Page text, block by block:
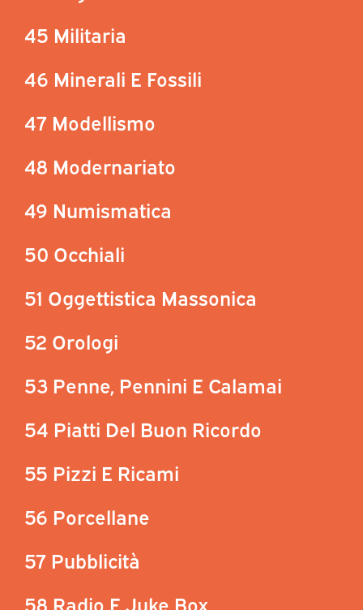
45 Militaria
46 Minerali E Fossili
47 Modellismo
48 Modernariato
49 Numismatica
50 Occhiali
51 Oggettistica Massonica
52 Orologi
53 Penne, Pennini E Calamai
54 Piatti Del Buon Ricordo
55 Pizzi E Ricami
56 Porcellane
57 Pubblicità
58 Radio E Juke Box